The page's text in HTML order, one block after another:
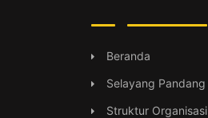
Beranda
Selayang Pandang
Struktur Organisasi